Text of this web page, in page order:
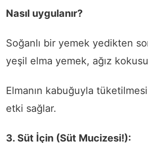
Nasıl uygulanır?
Soğanlı bir yemek yedikten
yeşil elma yemek, ağız
Elmanın kabuğuyla
etki sağlar.
3. Süt İçin (Süt Mucizesi!):